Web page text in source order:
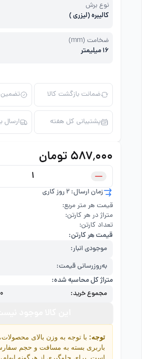
نوع برش
کالیبره (لیزری )
ضخامت (mm)
16 میلیمتر
ضمانت بازگشت کالا تضمین
پشتیبانی کل هفته ارسال
۵۸۷٬۰۰۰ تومان
زمان ارسال: 2 روز کاری
قیمت هر متر مربع:
متراژ در هر کارتن:
تعداد کارتن:
قیمت هر کارتن:
موجودی انبار:
به‌روزرسانی قیمت:
متراژ کل محاسبه شده:
مجموع خرید:
توجه: با توجه به وزن بالای
باربری بسته به مسافت و حجم